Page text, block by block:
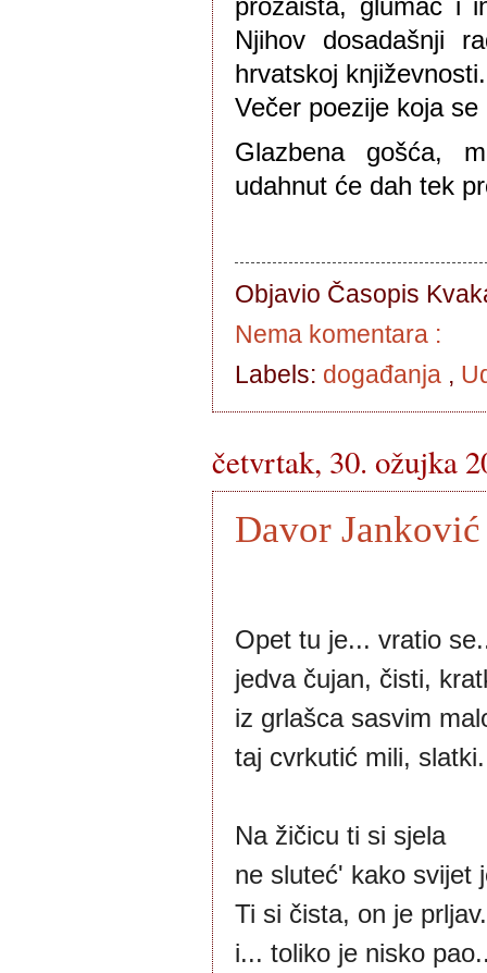
Njihov dosadašnji
hrvatskoj
Večer poezije koja
Glazbena gošća,
udahnut će dah tek
Objavio Časopis
Nema komentara :
Labels: događanja ,
četvrtak, 30. ožujka
Davor
Opet tu je... vratio
jedva čujan, čisti,
iz grlašca sasvim
taj cvrkutić mili,
Na žičicu ti si sjela
ne sluteć' kako svijet
Ti si čista, on je
i... toliko je nisko